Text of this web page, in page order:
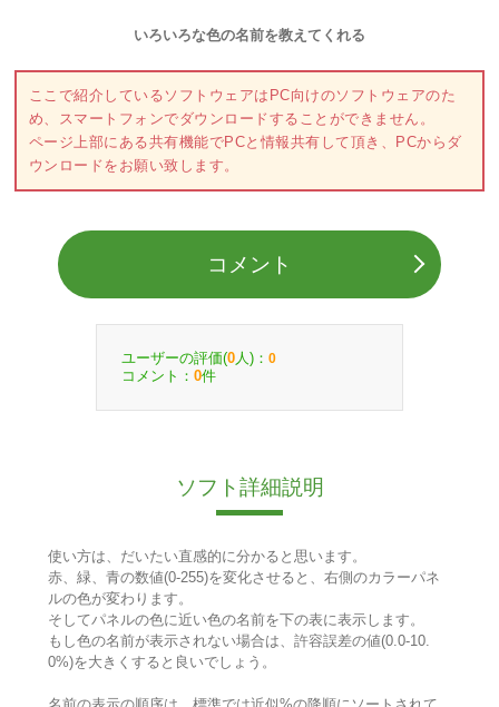
いろいろな色の名前を教えてくれる
ここで紹介しているソフトウェアはPC向けのソフトウェアのた
め、スマートフォンでダウンロードすることができません。
ページ上部にある共有機能でPCと情報共有して頂き、PCからダ
ウンロードをお願い致します。
コメント
ユーザーの評価(0 人)： 0
コメント： 0件
ソフト詳細説明
使い方は、だいたい直感的に分かると思います。
赤、緑、青の数値(0-255)を変化させると、右側のカラーパネ
ルの色が変わります。
そしてパネルの色に近い色の名前を下の表に表示します。
もし色の名前が表示されない場合は、許容誤差の値(0.0-10.
0%)を大きくすると良いでしょう。